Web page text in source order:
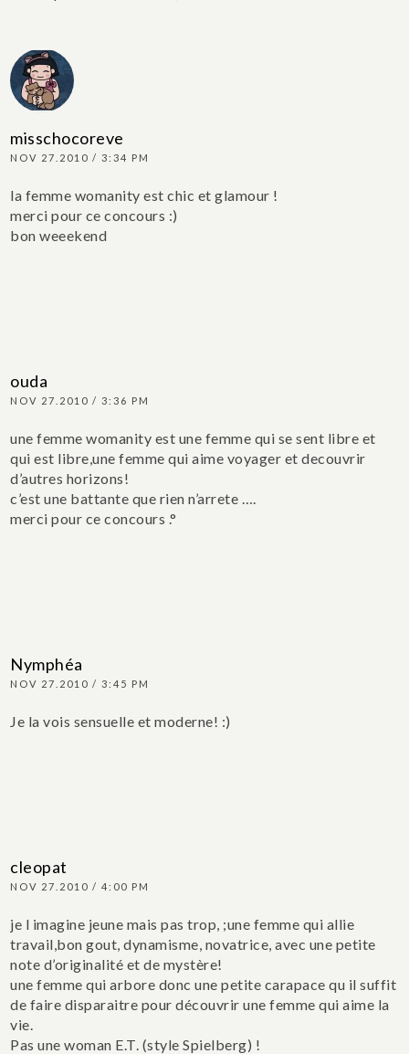
misschocoreve
NOV 27.2010 / 3:34 PM
la femme womanity est chic et glamour !
merci pour ce concours :)
bon weeekend
ouda
NOV 27.2010 / 3:36 PM
une femme womanity est une femme qui se sent libre et
qui est libre,une femme qui aime voyager et decouvrir
d’autres horizons!
c’est une battante que rien n’arrete ….
merci pour ce concours .°
Nymphéa
NOV 27.2010 / 3:45 PM
Je la vois sensuelle et moderne! :)
cleopat
NOV 27.2010 / 4:00 PM
je l imagine jeune mais pas trop, ;une femme qui allie
travail,bon gout, dynamisme, novatrice, avec une petite
note d’originalité et de mystère!
une femme qui arbore donc une petite carapace qu il suffit
de faire disparaitre pour découvrir une femme qui aime la
vie.
Pas une woman E.T. (style Spielberg) !